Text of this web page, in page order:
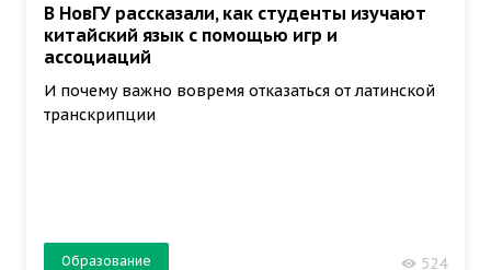
В НовГУ рассказали, как студенты изучают
китайский язык с помощью игр и
ассоциаций
И почему важно вовремя отказаться от латинской
транскрипции
Образование 524